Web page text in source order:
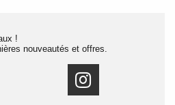
!
nouveautés et offres.